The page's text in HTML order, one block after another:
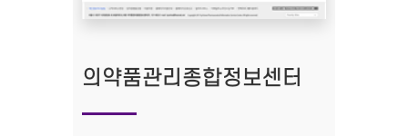
의약품관리종합정보센터